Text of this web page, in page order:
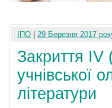
ІПО 29 Березня 2017
Закриття IV
учнівської
літератури